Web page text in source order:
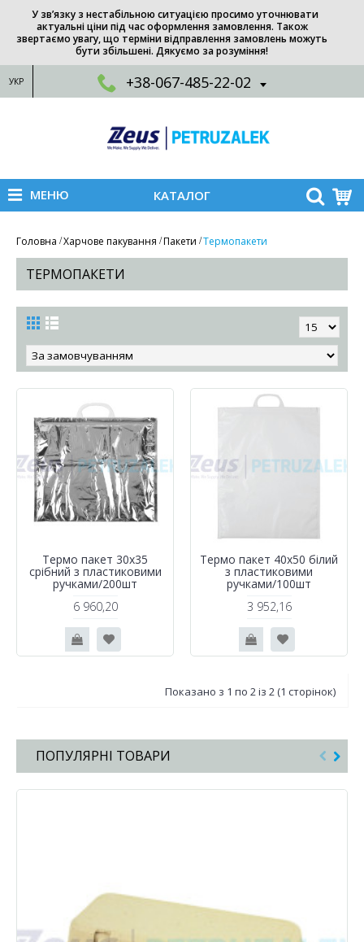
У зв’язку з нестабільною ситуацією просимо уточнювати
актуальні ціни під час оформлення замовлення. Також
звертаємо увагу, що терміни відправлення замовлень можуть
бути збільшені. Дякуємо за розуміння!
УКР +38-067-485-22-02
МЕНЮ КАТАЛОГ
Головна Харчове пакування Пакети Термопакети
ТЕРМОПАКЕТИ
Термо пакет 30х35
срібний з пластиковими
ручками/200шт
6 960,20
Термо пакет 40х50 бiлий
з пластиковими
ручками/100шт
3 952,16
Показано з 1 по 2 із 2 (1 сторінок)
ПОПУЛЯРНІ ТОВАРИ